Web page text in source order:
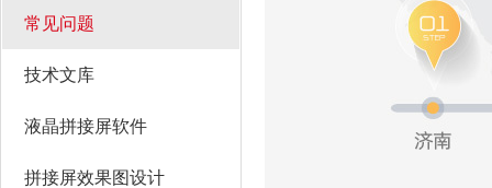
常见问题
技术文库
液晶拼接屏软件
拼接屏效果图设计